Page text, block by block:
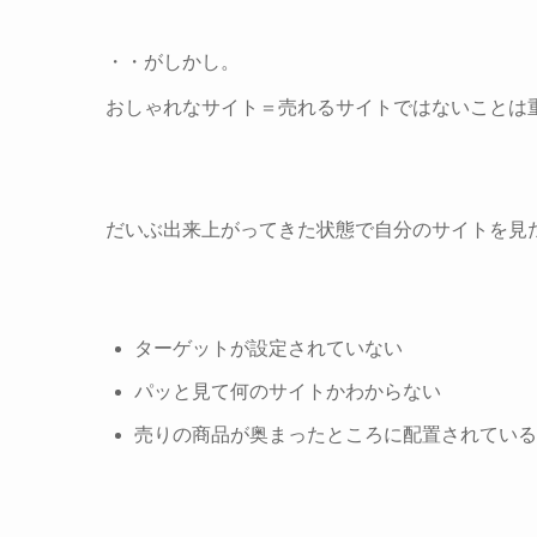
・・がしかし。
おしゃれなサイト＝売れるサイトではないことは
だいぶ出来上がってきた状態で自分のサイトを見
ターゲットが設定されていない
パッと見て何のサイトかわからない
売りの商品が奥まったところに配置されている